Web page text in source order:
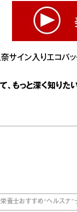
サイン入りエコバ
、もっと深く知りたい
養士おすすめ“ヘルスナ”